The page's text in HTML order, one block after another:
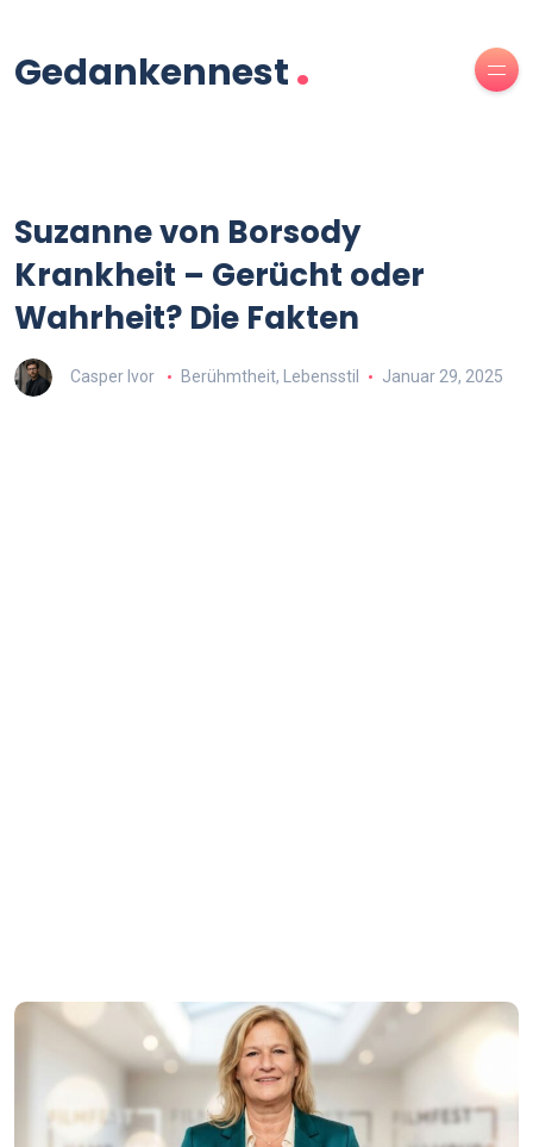
Gedankennest.
Suzanne von Borsody
Krankheit – Gerücht oder
Wahrheit? Die Fakten
Casper Ivor Berühmtheit, Lebensstil Januar 29, 2025